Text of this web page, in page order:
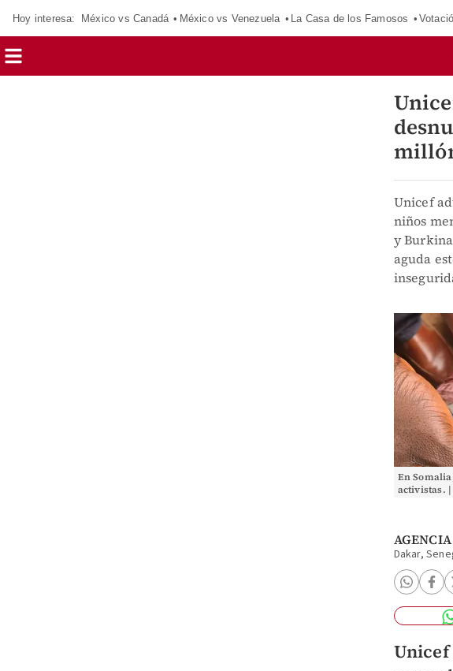
Hoy interesa: México vs Canadá México vs Venezuela La Casa de los Famosos
Unicef
niños
y
aguda
En
activistas.
Dakar,
Unicef